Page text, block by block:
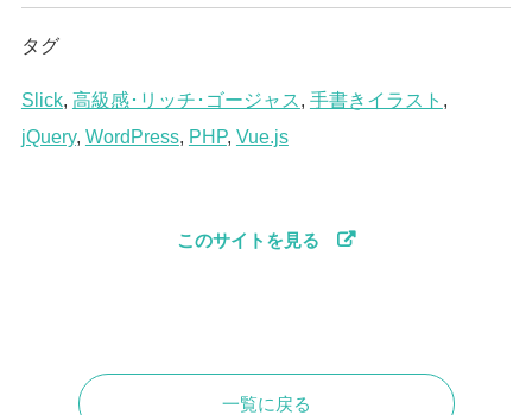
タグ
Slick, 高級感･リッチ･ゴージャス, 手書きイラスト ,
jQuery, WordPress, PHP, Vue.js
このサイトを見る
一覧に戻る